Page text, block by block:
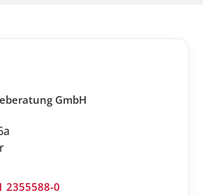
GmbH
2355588-0